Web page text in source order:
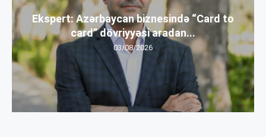
Ekspert: Azərbaycan biznesində “Card to
card” dövriyyəsi aradan...
03/08/2026